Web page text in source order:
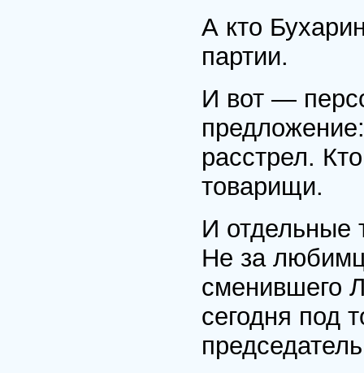
А кто
партии.
И вот —
расстрел.
товарищи.
И отдельные
Не за
сменившего
сегодня под